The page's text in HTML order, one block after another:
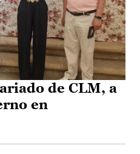
de CLM, a
en